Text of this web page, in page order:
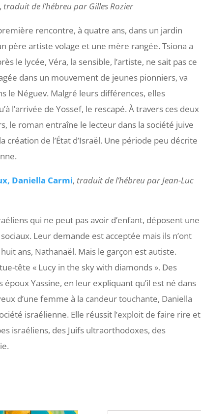
, traduit de l’hébreu par Gilles Rozier
rencontre, à quatre ans, dans un jardin
père artiste volage et une mère rangée. Tsiona a
le lycée, Véra, la sensible, l’artiste, ne sait pas ce
dans un mouvement de jeunes pionniers, va
le Néguev. Malgré leurs différences, elles
l’arrivée de Yossef, le rescapé. À travers ces deux
le roman entraîne le lecteur dans la société juive
création de l’État d’Israël. Une période peu décrite
Daniella Carmi, traduit de l’hébreu par Jean-Luc
qui ne peut pas avoir d’enfant, déposent une
Leur demande est acceptée mais ils n’ont
ans, Nathanaël. Mais le garçon est autiste.
tête « Lucy in the sky with diamonds ». Des
Yassine, en leur expliquant qu’il est né dans
d’une femme à la candeur touchante, Daniella
israélienne. Elle réussit l’exploit de faire rire et
israéliens, des Juifs ultraorthodoxes, des